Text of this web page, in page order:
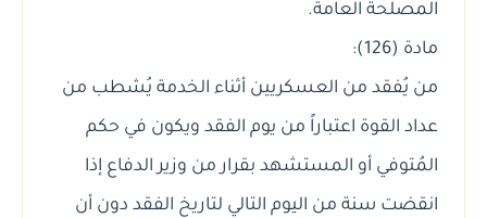
المصلحة العامة.
مادة (126):
من يُفقد من العسكريين أثناء الخدمة يُشطب من
عداد القوة اعتباراً من يوم الفقد ويكون في حكم
المُتوفي أو المستشهد بقرار من وزير الدفاع إذا
انقضت سنة من اليوم التالي لتاريخ الفقد دون أن